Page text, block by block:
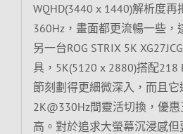
WQHD(3440 x 1440)解析度再
360Hz，畫面都更流暢一些，
另一台ROG STRIX 5K
具，5K(5120 x 2880)搭配218
節刻劃得更細微深入，而且
2K@330Hz間靈活切換，優
高。對於追求大螢幕沉浸感